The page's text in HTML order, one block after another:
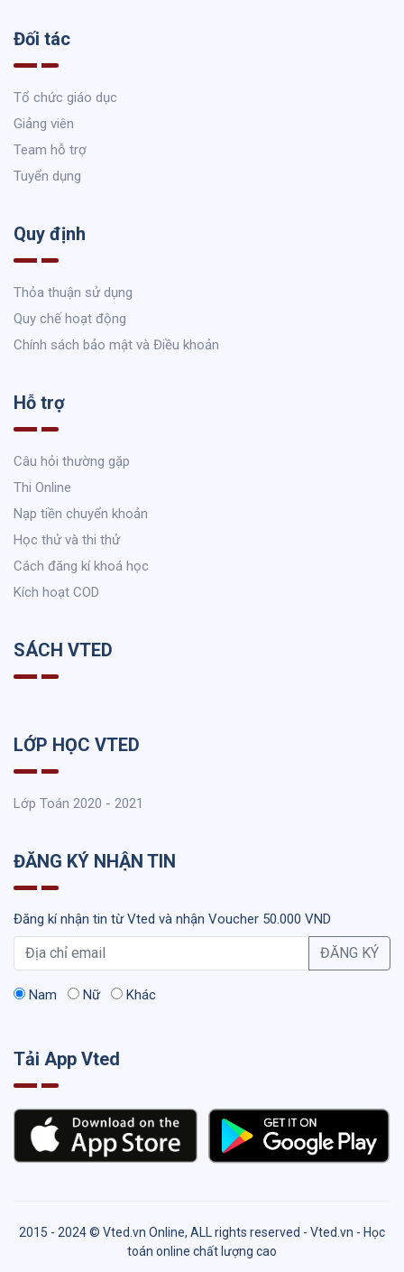
Đối tác
Tổ chức giáo dục
Giảng viên
Team hỗ trợ
Tuyển dụng
Quy định
Thỏa thuận sử dụng
Quy chế hoạt động
Chính sách bảo mật và Điều khoản
Hỗ trợ
Câu hỏi thường gặp
Thi Online
Nạp tiền chuyển khoản
Học thử và thi thử
Cách đăng kí khoá học
Kích hoạt COD
SÁCH VTED
LỚP HỌC VTED
Lớp Toán 2020 - 2021
ĐĂNG KÝ NHẬN TIN
Đăng kí nhận tin từ Vted và nhận Voucher 50.000 VND
ĐĂNG KÝ
Nam Nữ Khác
Tải App Vted
2015 - 2024 © Vted.vn Online, ALL rights reserved - Vted.vn - Học
toán online chất lượng cao